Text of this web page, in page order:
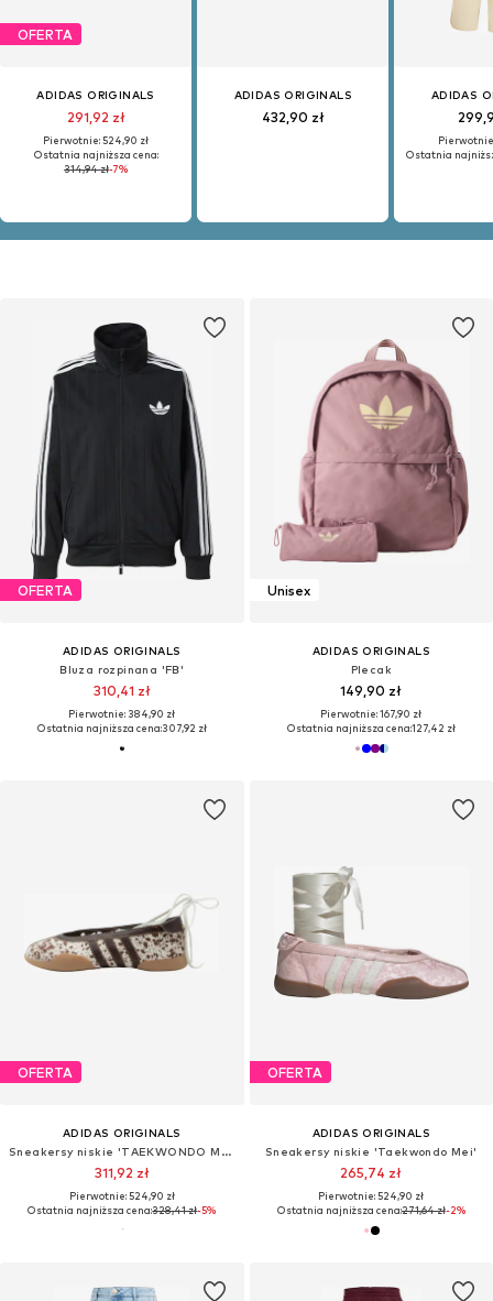
OFERTA
ADIDAS ORIGINALS
291,92 zł
Pierwotnie: 524,90 zł
Ostatnia najniższa cena:
314,94 zł-7%
ADIDAS ORIGINALS
432,90 zł
ADIDAS
Ostatnia
OFERTA
ADIDAS ORIGINALS
Bluza rozpinana 'FB'
310,41 zł
Pierwotnie: 384,90 zł
Ostatnia najniższa cena:307,92 zł
Unisex
ADIDAS ORIGINALS
Plecak
149,90 zł
Pierwotnie: 167,90 zł
Ostatnia najniższa cena:127,42 zł
OFERTA
ADIDAS ORIGINALS
Sneakersy niskie 'TAEKWONDO MEI'
311,92 zł
Pierwotnie: 524,90 zł
Ostatnia najniższa cena:328,41 zł-5%
OFERTA
ADIDAS ORIGINALS
Sneakersy niskie 'Taekwondo Mei'
265,74 zł
Pierwotnie: 524,90 zł
Ostatnia najniższa cena:271,64 zł-2%